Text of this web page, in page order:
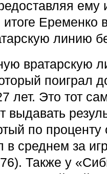
ему
Еременко
линию
вратарскую
поиграл
лет. Это тот
выдавать
по
в среднем за
Также у